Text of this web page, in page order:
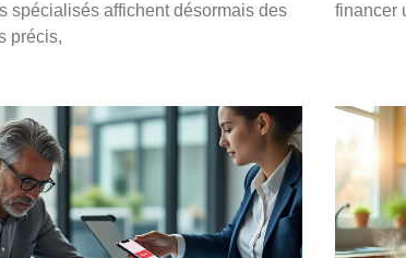
spécialisés affichent désormais des
précis,
financer